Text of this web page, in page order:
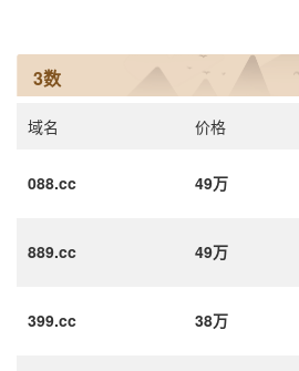
3数
域名 价格
088.cc 49万
889.cc 49万
399.cc 38万